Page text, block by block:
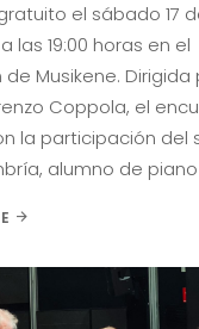
el sábado 17
las 19:00 horas en el
Musikene. Dirigida
Coppola, el
la participación del
alumno de